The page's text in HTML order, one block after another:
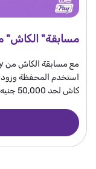
مسابقة" الكاش" من WE Pay
مع مسابقة الكاش من We Pay
كاش لحد 50,000 جنيه.